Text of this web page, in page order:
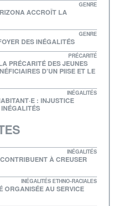
GENRE
ACCROÎT LA
GENRE
DES INÉGALITÉS
PRÉCARITÉ
PRÉCARITÉ DES JEUNES
D’UN PIISE ET LE
INÉGALITÉS
: INJUSTICE
INÉGALITÉS
À CREUSER
INÉGALITÉS ETHNO-RACIALES
ORGANISÉE AU SERVICE